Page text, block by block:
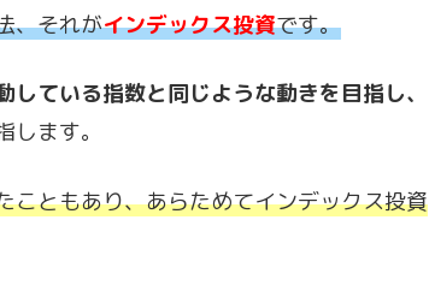
、それがインデックス投資です。
している指数と同じような動きを目指し、
します。
こともあり、あらためてインデックス投資